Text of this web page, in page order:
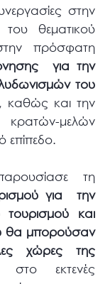
στην
θεματικού
πρόσφατη
για την
του
, καθώς και την
μελών
επίπεδο.
τη
για την
τουρισμού και
θα μπορούσαν
χώρες της
εκτενές